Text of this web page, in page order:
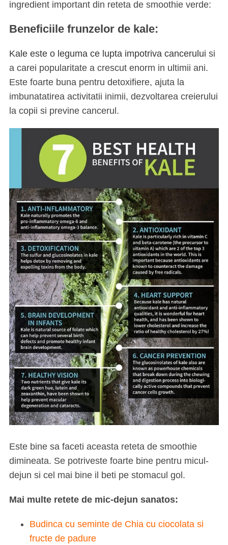
ingredient important din reteta de smoothie verde:
Beneficiile frunzelor de kale:
Kale este o leguma ce lupta impotriva cancerului si
a carei popularitate a crescut enorm in ultimii ani.
Este foarte buna pentru detoxifiere, ajuta la
imbunatatirea activitatii inimii, dezvoltarea creierului
la copii si previne cancerul.
Este bine sa faceti aceasta reteta de smoothie
dimineata. Se potriveste foarte bine pentru micul-
dejun si cel mai bine il beti pe stomacul gol.
Mai multe retete de mic-dejun sanatos:
Budinca cu seminte de Chia cu ciocolata si
fructe de padure